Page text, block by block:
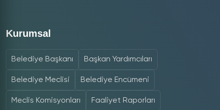
Kurumsal
Belediye Başkanı Başkan Yardımcıları
Belediye Meclisi Belediye Encümeni
Meclis Komisyonları Faaliyet Raporları